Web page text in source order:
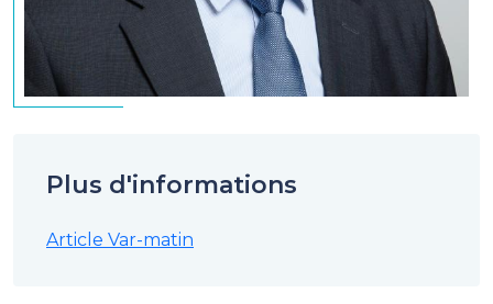
Plus d'informations
Article Var-matin